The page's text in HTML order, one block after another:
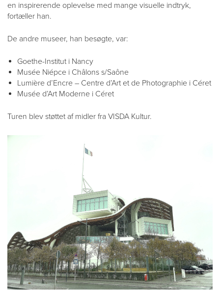
en inspirerende oplevelse med mange visuelle indtryk,
fortæller han.
De andre museer, han besøgte, var:
Goethe-Institut i Nancy
Musée Niépce i Châlons s/Saône
Lumière d’Encre – Centre d’Art et de Photographie i Céret
Musée d’Art Moderne i Céret
Turen blev støttet af midler fra VISDA Kultur.